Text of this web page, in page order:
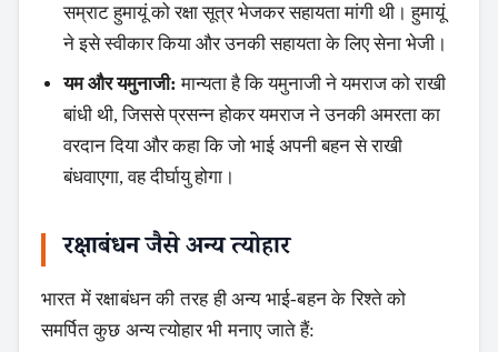
Search
सम्राट हुमायूं को रक्षा सूत्र भेजकर सहायता मांगी थी। हुमायूं
ने इसे स्वीकार किया और उनकी सहायता के लिए सेना भेजी।
यम और यमुनाजी: मान्यता है कि यमुनाजी ने यमराज को राखी
बांधी थी, जिससे प्रसन्न होकर यमराज ने उनकी अमरता का
वरदान दिया और कहा कि जो भाई अपनी बहन से राखी
बंधवाएगा, वह दीर्घायु होगा।
रक्षाबंधन जैसे अन्य त्योहार
भारत में रक्षाबंधन की तरह ही अन्य भाई-बहन के रिश्ते को
समर्पित कुछ अन्य त्योहार भी मनाए जाते हैं: